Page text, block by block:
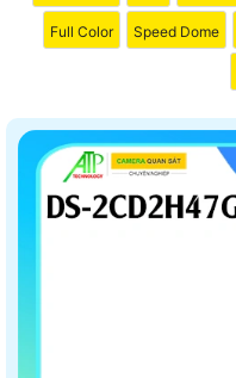
Full Color Speed Dome